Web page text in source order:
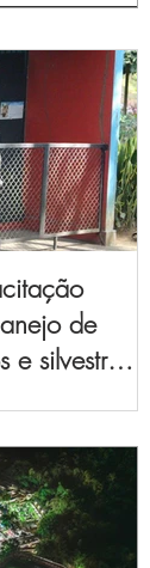
de
e silvestres